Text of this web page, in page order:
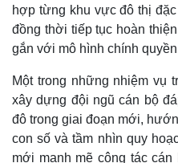
Kinh tế
Bất động sản
Khởi nghiệp
hợp từng khu vực đô thị
đồng thời tiếp tục hoàn
gắn với mô hình chính
Một trong những nhiệm vụ
xây dựng đội ngũ cán bộ
đô trong giai đoạn mới,
con số và tầm nhìn quy
mới mạnh mẽ công tác